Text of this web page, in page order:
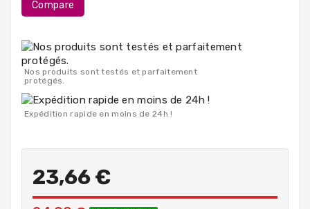
Compare
Nos produits sont testés et parfaitement
protégés.
Expédition rapide en moins de 24h !
23,66 €